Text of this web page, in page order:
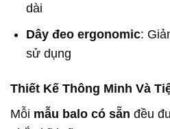
dài
Dây đeo ergonomic:
sử dụng
Thiết Kế Thông Minh Và
Mỗi mẫu balo có sẵn đều